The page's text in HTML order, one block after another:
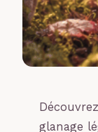
glanage